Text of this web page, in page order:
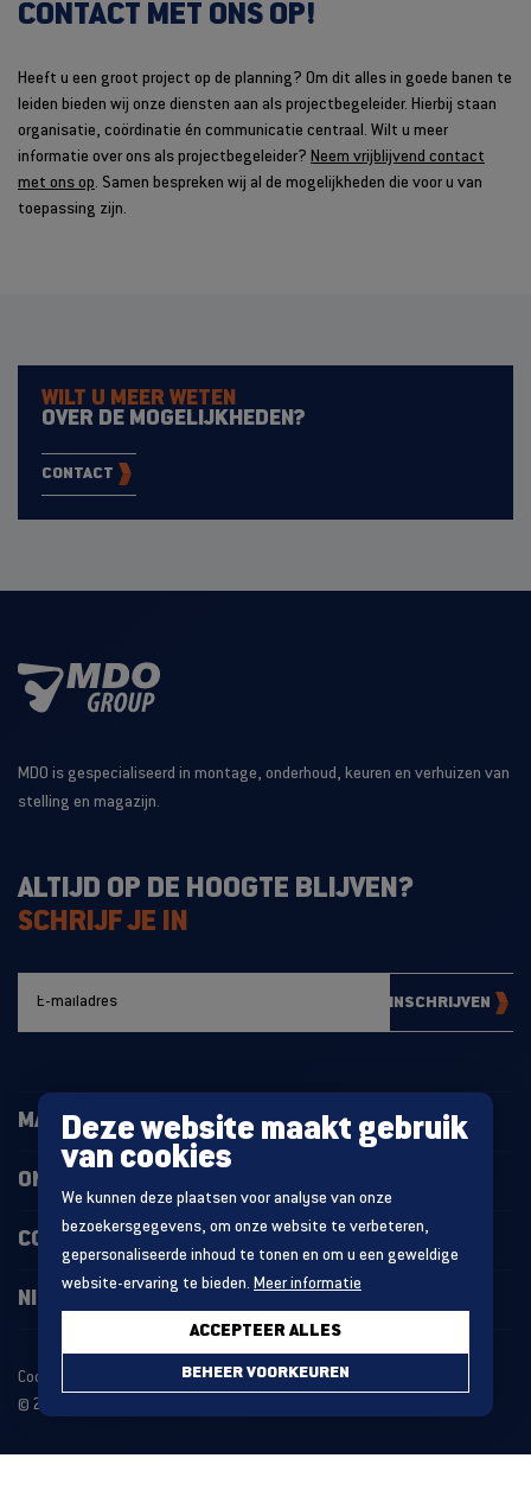
Deze website maakt gebruik
van cookies
We kunnen deze plaatsen voor analyse van onze
bezoekersgegevens, om onze website te verbeteren,
gepersonaliseerde inhoud te tonen en om u een geweldige
website-ervaring te bieden. Meer informatie
BEHEER VOORKEUREN
ACCEPTEER ALLES
CONTACT MET ONS OP!
Heeft u een groot project op de planning? Om dit alles in goede banen te
leiden bieden wij onze diensten aan als projectbegeleider. Hierbij staan
organisatie, coördinatie én communicatie centraal. Wilt u meer
informatie over ons als projectbegeleider? Neem vrijblijvend contact
met ons op. Samen bespreken wij al de mogelijkheden die voor u van
toepassing zijn.
WILT U MEER WETEN
OVER DE MOGELIJKHEDEN?
CONTACT
MDO is gespecialiseerd in montage, onderhoud, keuren en verhuizen van
stelling en magazijn.
ALTIJD OP DE HOOGTE BLIJVEN?
SCHRIJF JE IN
INSCHRIJVEN
MAGAZIJNINRICHTING
ONZE PROJECTEN
CONTACT
NIEUWS
Cookie statement
Algemene voorwaarden
© 2026 MDO GROUP